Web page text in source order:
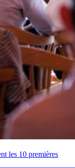
les 10 premières